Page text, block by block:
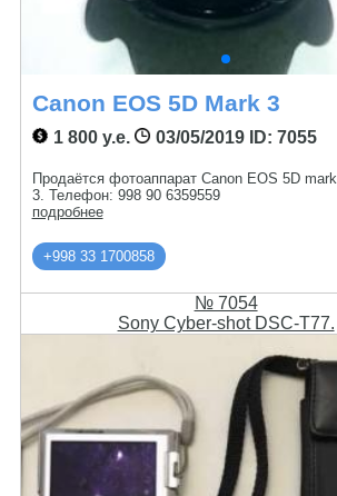
Canon EOS 5D Mark 3
1 800 у.е. 03/05/2019ID: 7055
Продаётся фотоаппарат Canon EOS 5D mark
3. Телефон: 998 90 6359559
подробнее
+998 33 1700858
№ 7054
Sony Cyber-shot DSC-T77.